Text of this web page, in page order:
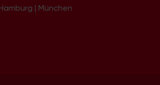
| München